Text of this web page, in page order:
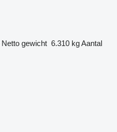
Netto gewicht 6.310 kgAantal